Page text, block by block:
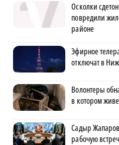
Осколки
повредили
районе
Эфирное
отключат в
Волонтеры
в котором
Садыр
рабочую